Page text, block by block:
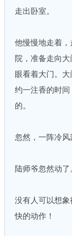
走出卧室。
他慢慢地走着
院，准备走向
眼看着大门。
约一注香的时
的。
忽然，一阵冷风
陆师爷忽然动了
没有人可以想
快的动作！